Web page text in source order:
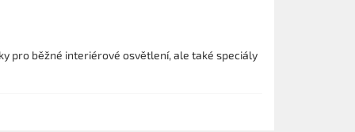
pro běžné interiérové osvětlení, ale také speciály